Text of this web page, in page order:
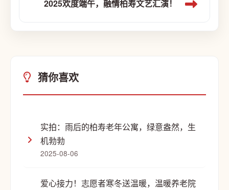
2025欢度端午，融情柏寿文艺汇演！
猜你喜欢
实拍：雨后的柏寿老年公寓，绿意盎然，生
机勃勃
2025-08-06
爱心接力！志愿者寒冬送温暖，温暖养老院